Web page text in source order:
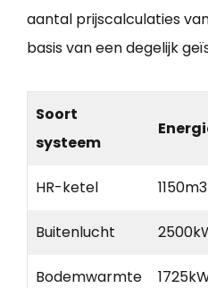
aantal prijscalculaties
basis van een degelijk
Soort
systeem
HR-ketel 1150m3
Buitenlucht
Bodemwarmte